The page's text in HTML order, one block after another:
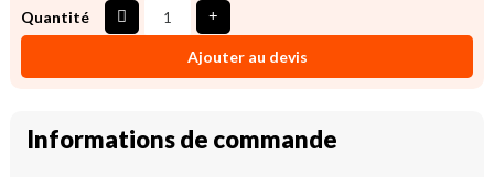
Quantité
Ajouter au devis
Informations de commande